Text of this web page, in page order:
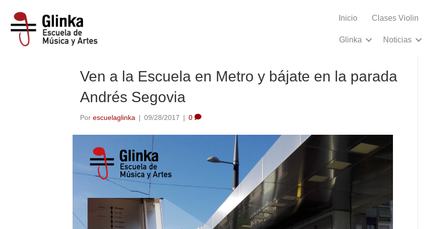
Inicio Clases Violin
Glinka Noticias
Entradas Etiquetadas ‘metro’
Ven a la Escuela en Metro y bájate en la parada
Andrés Segovia
Por escuelaglinka | 09/28/2017 | 0